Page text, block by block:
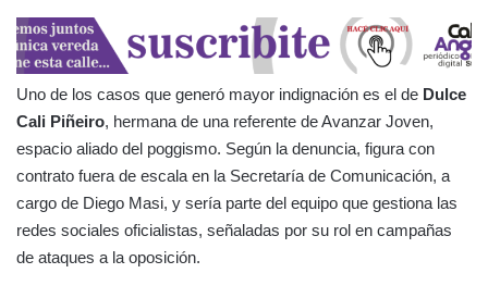
Uno de los casos que generó mayor indignación es el de Dulce
Cali Piñeiro, hermana de una referente de Avanzar Joven,
espacio aliado del poggismo. Según la denuncia, figura con
contrato fuera de escala en la Secretaría de Comunicación, a
cargo de Diego Masi, y sería parte del equipo que gestiona las
redes sociales oficialistas, señaladas por su rol en campañas
de ataques a la oposición.